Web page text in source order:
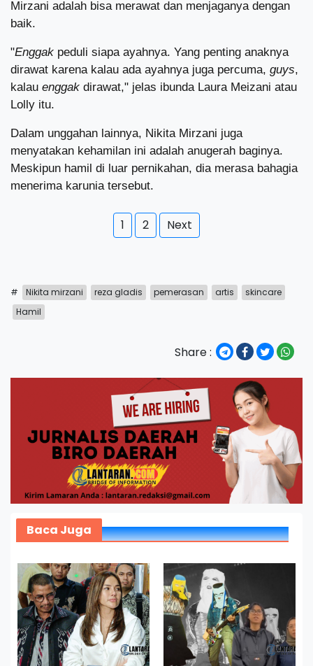
Mirzani adalah bisa merawat dan menjaganya dengan
baik.
"Enggak peduli siapa ayahnya. Yang penting anaknya
dirawat karena kalau ada ayahnya juga percuma, guys,
kalau enggak dirawat," jelas ibunda Laura Meizani atau
Lolly itu.
Dalam unggahan lainnya, Nikita Mirzani juga
menyatakan kehamilan ini adalah anugerah baginya.
Meskipun hamil di luar pernikahan, dia merasa bahagia
menerima karunia tersebut.
1 2 Next
# Nikita mirzani reza gladis pemerasan artis
skincare
Hamil
Share :
Baca Juga